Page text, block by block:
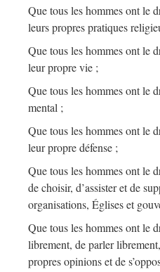
Que tous les hommes ont le
leurs propres pratiques
Que tous les hommes ont le
leur propre vie ;
Que tous les hommes ont le
mental ;
Que tous les hommes ont le
leur propre défense ;
Que tous les hommes ont le
de choisir, d’assister et de
organisations, Églises et
Que tous les hommes ont le
librement, de parler
propres opinions et de